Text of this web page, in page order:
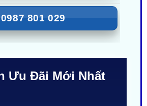
ZALO
0987 801 029